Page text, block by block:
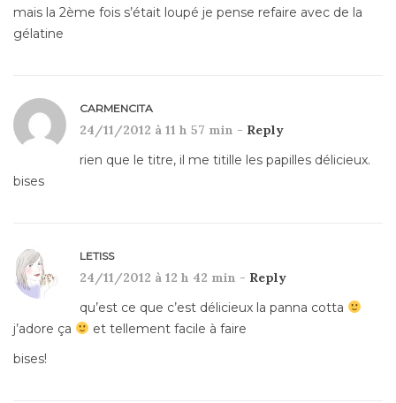
mais la 2ème fois s’était loupé je pense refaire avec de la
gélatine
CARMENCITA
24/11/2012 à 11 h 57 min - Reply
rien que le titre, il me titille les papilles délicieux.
bises
LETISS
24/11/2012 à 12 h 42 min - Reply
qu’est ce que c’est délicieux la panna cotta
j’adore ça
et tellement facile à faire
bises!